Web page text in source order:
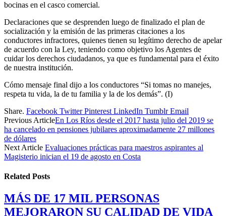
bocinas en el casco comercial.
Declaraciones que se desprenden luego de finalizado el plan de
socialización y la emisión de las primeras citaciones a los
conductores infractores, quienes tienen su legítimo derecho de apelar
de acuerdo con la Ley, teniendo como objetivo los Agentes de
cuidar los derechos ciudadanos, ya que es fundamental para el éxito
de nuestra institución.
Cómo mensaje final dijo a los conductores “Si tomas no manejes,
respeta tu vida, la de tu familia y la de los demás”. (I)
Share. Facebook Twitter Pinterest LinkedIn Tumblr Email
Previous ArticleEn Los Ríos desde el 2017 hasta julio del 2019 se
ha cancelado en pensiones jubilares aproximadamente 27 millones
de dólares
Next Article Evaluaciones prácticas para maestros aspirantes al
Magisterio inician el 19 de agosto en Costa
Related Posts
MÁS DE 17 MIL PERSONAS
MEJORARON SU CALIDAD DE VIDA